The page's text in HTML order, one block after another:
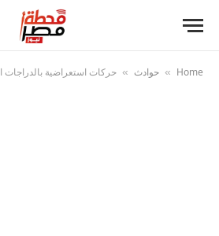
Home
» حوادث » حركات استعراضية بالدراجات النارية على طريق